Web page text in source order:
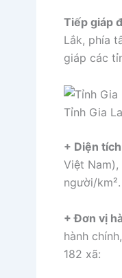
Tiếp giáp
Lắk, phía
giáp các
Tỉnh Gia
+ Diện
Việt
người/km².
+ Đơn vị
hành
182 xã: